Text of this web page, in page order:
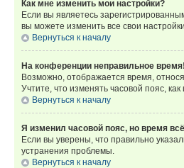
Как мне изменить мои настройки?
Если вы являетесь
вы можете изменить все свои настройки.
Вернуться к началу
На конференции неправильное время!
Возможно, отображается время,
Учтите, что изменять часовой пояс,
Вернуться к началу
Я изменил часовой пояс, но время
Если вы уверены, что правильно
устранения проблемы.
Вернуться к началу